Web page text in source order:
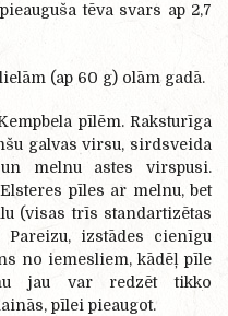
tēva svars ap 2,7
(ap 60 g) olām gadā.
pīlēm. Raksturīga
galvas virsu, sirdsveida
melnu astes virspusi.
pīles ar melnu, bet
(visas trīs standartizētas
izstādes cienīgu
no iemesliem, kādēļ pīle
jau var redzēt tikko
pīlei pieaugot.